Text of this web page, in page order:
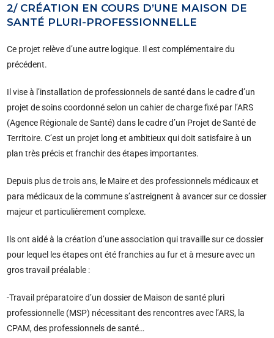
2/ CRÉATION EN COURS D’UNE MAISON DE
SANTÉ PLURI-PROFESSIONNELLE
Ce projet relève d’une autre logique. Il est complémentaire du
précédent.
Il vise à l’installation de professionnels de santé dans le cadre d’un
projet de soins coordonné selon un cahier de charge fixé par l’ARS
(Agence Régionale de Santé) dans le cadre d’un Projet de Santé de
Territoire. C’est un projet long et ambitieux qui doit satisfaire à un
plan très précis et franchir des étapes importantes.
Depuis plus de trois ans, le Maire et des professionnels médicaux et
para médicaux de la commune s’astreignent à avancer sur ce dossier
majeur et particulièrement complexe.
Ils ont aidé à la création d’une association qui travaille sur ce dossier
pour lequel les étapes ont été franchies au fur et à mesure avec un
gros travail préalable :
-Travail préparatoire d’un dossier de Maison de santé pluri
professionnelle (MSP) nécessitant des rencontres avec l’ARS, la
CPAM, des professionnels de santé…